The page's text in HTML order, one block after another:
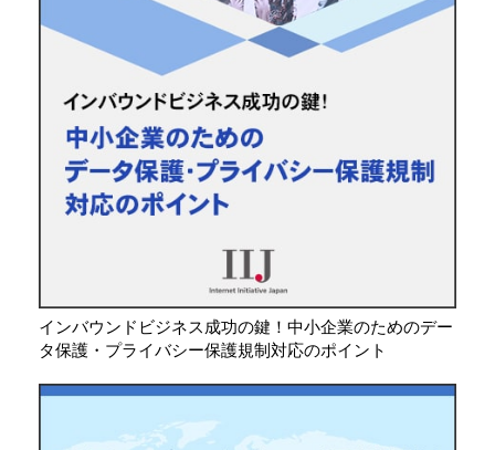
インバウンドビジネス成功の鍵！中小企業のためのデー
タ保護・プライバシー保護規制対応のポイント